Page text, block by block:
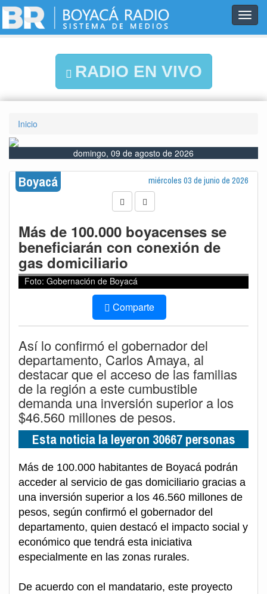
RADIO EN VIVO
Inicio
domingo, 09 de agosto de 2026
Boyacá miércoles 03 de junio de 2026
Más de 100.000 boyacenses se
beneficiarán con conexión de
gas domiciliario
Foto: Gobernación de Boyacá
Comparte
Así lo confirmó el gobernador del
departamento, Carlos Amaya, al
destacar que el acceso de las familias
de la región a este cumbustible
demanda una inversión superior a los
$46.560 millones de pesos.
Esta noticia la leyeron 30667 personas
Más de 100.000 habitantes de Boyacá podrán
acceder al servicio de gas domiciliario gracias a
una inversión superior a los 46.560 millones de
pesos, según confirmó el gobernador del
departamento, quien destacó el impacto social y
económico que tendrá esta iniciativa
especialmente en las zonas rurales.
De acuerdo con el mandatario, este proyecto